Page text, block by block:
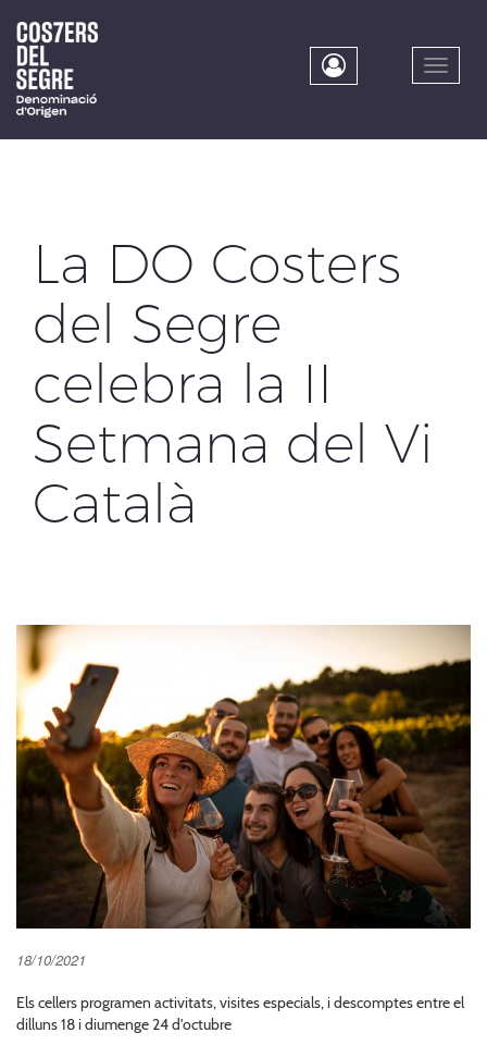
main
content
Toggle
La DO Costers
del Segre
celebra la II
Setmana del Vi
Català
18/10/2021
Els cellers programen activitats, visites especials, i descomptes entre el
dilluns 18 i diumenge 24 d'octubre